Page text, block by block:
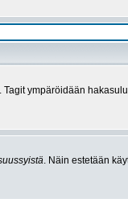
ympäröidään
. Näin estetään